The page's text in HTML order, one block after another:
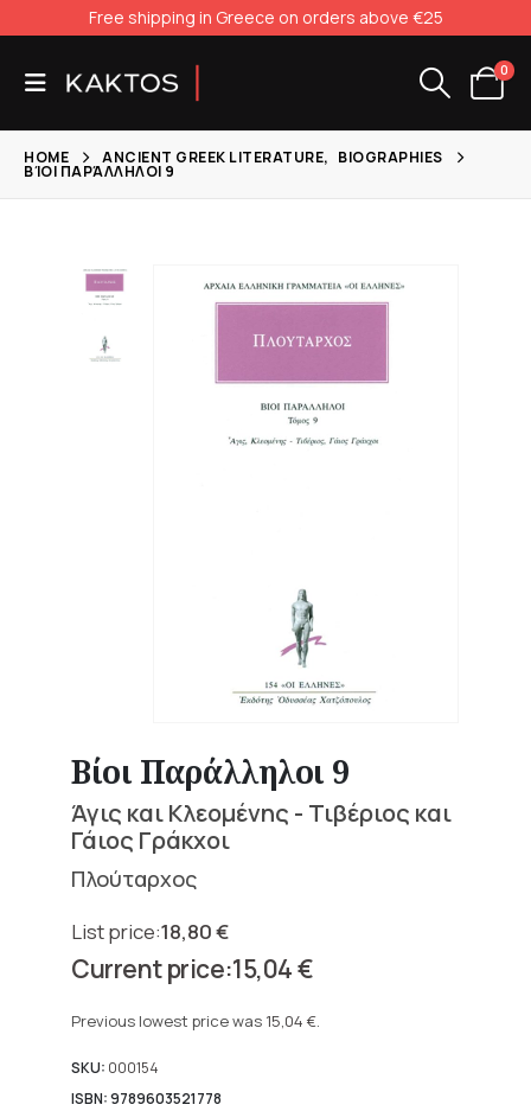
Free shipping in Greece on orders above €25
0
HOME ANCIENT GREEK LITERATURE, BIOGRAPHIES
ΒΊΟΙ ΠΑΡΆΛΛΗΛΟΙ 9
Βίοι Παράλληλοι 9
Άγις και Κλεομένης - Τιβέριος και
Γάιος Γράκχοι
Πλούταρχος
18,80€
Original
price
18,80 €.
15,04€
price
15,04 €.
Previous lowest price was 15,04 €.
SKU: 000154
ISBN: 9789603521778